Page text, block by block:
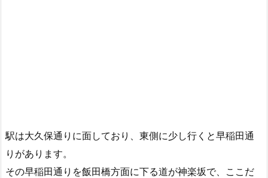
駅は大久保通りに面しており、東側に少し行くと早稲田通
りがあります。
その早稲田通りを飯田橋方面に下る道が神楽坂で、ここだ